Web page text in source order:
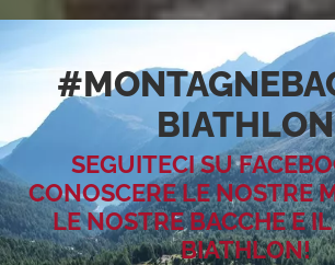
BIATHLON
SEGUITECI SU
CONOSCERE LE NOSTRE
LE NOSTRE BACCHE E
BIATHLON!